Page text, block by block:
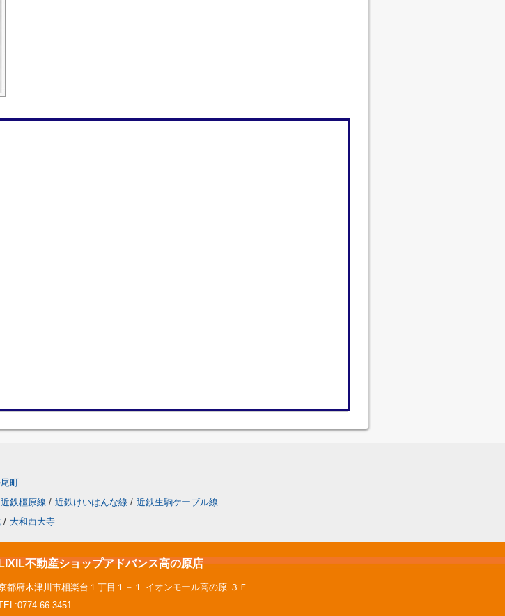
町
近鉄橿原線 / 近鉄けいはんな線 / 近鉄生駒ケーブル線
/ 大和西大寺
不動産ショップアドバンス高の原店
都府木津川市相楽台１丁目１－１ イオンモール高の原 ３Ｆ
66-3451